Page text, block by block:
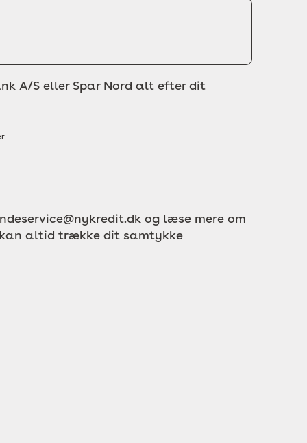
A/S eller Spar Nord alt efter dit
og læse mere om
altid trække dit samtykke